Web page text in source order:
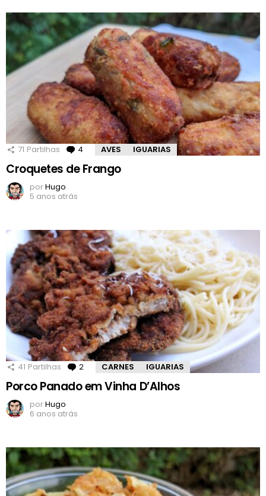
71 Partilhas 4 Comentários
AVES IGUARIAS
Croquetes de Frango
porHugo
5 anos atrás
41 Partilhas 2 Comentários
CARNES IGUARIAS
Porco Panado em Vinha D’Alhos
porHugo
6 anos atrás